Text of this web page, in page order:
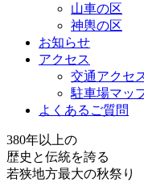
山車の区
神輿の区
お知らせ
アクセス
交通アクセ
駐車場マッ
よくあるご質問
380年以上の
歴史と伝統を誇る
若狭地方最大の秋祭り